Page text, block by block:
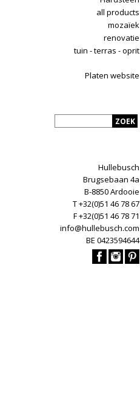
all products
mozaïek
renovatie
tuin - terras - oprit
Platen website
Hullebusch
Brugsebaan 4a
B-8850 Ardooie
T +32(0)51 46 78 67
F +32(0)51 46 78 71
info@hullebusch.com
BE 0423594644